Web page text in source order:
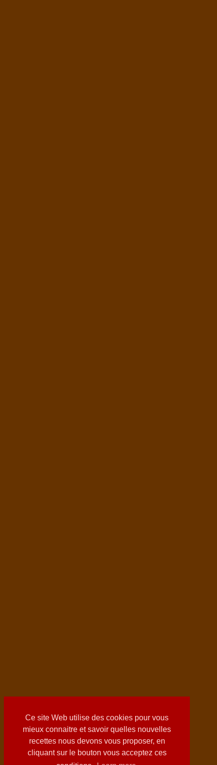
Ce site Web utilise des cookies pour vous
mieux connaitre et savoir quelles nouvelles
recettes nous devons vous proposer, en
cliquant sur le bouton vous acceptez ces